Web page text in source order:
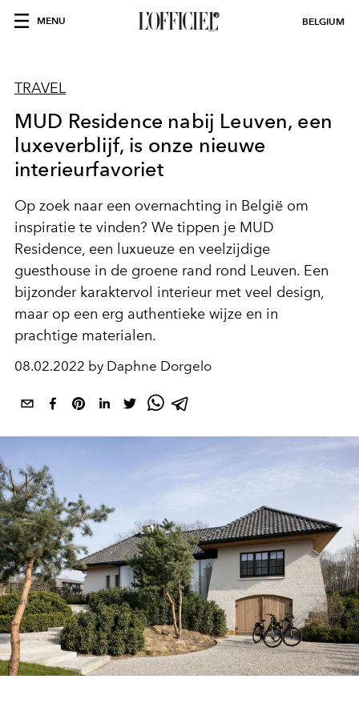
MENU BELGIUM
TRAVEL
MUD Residence nabij Leuven, een
luxeverblijf, is onze nieuwe
interieurfavoriet
Op zoek naar een overnachting in België om
inspiratie te vinden? We tippen je MUD
Residence, een luxueuze en veelzijdige
guesthouse in de groene rand rond Leuven. Een
bijzonder karaktervol interieur met veel design,
maar op een erg authentieke wijze en in
prachtige materialen.
08.02.2022 by Daphne Dorgelo